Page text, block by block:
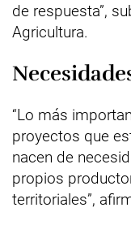
de respuesta”,
Agricultura.
“Lo más
proyectos que
nacen de
propios
territoriales”,